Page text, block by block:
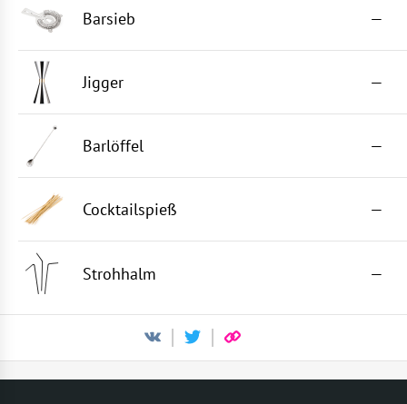
Barsieb —
Jigger —
Barlöffel —
Cocktailspieß —
Strohhalm —